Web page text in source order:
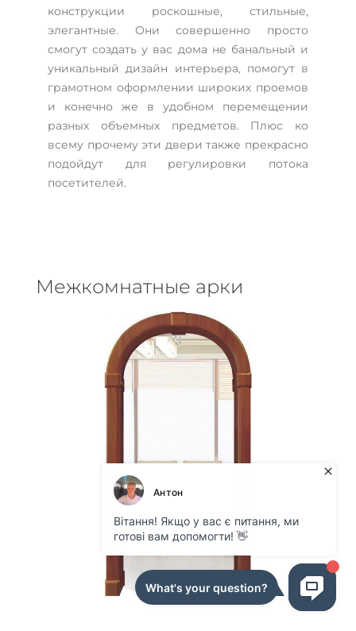
конструкции роскошные, стильные,
элегантные. Они совершенно просто
смогут создать у вас дома не банальный и
уникальный дизайн интерьера, помогут в
грамотном оформлении широких проемов
и конечно же в удобном перемещении
разных объемных предметов. Плюс ко
всему прочему эти двери также прекрасно
подойдут для регулировки потока
посетителей.
Межкомнатные арки